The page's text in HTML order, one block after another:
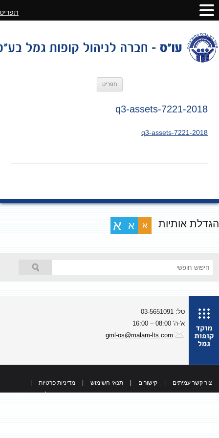
תפריט
2018-q3-assets-7221
2018-q3-assets-7221
אותיות א א א
טל: 03-5651091
א'-ה' 08:00 – 16:00
gml-os@malam-lts.com
צור קשר עמיתים קישורים תנאי השימוש מדיניות פרטיות
כל הזכויות שמורות
תפריט